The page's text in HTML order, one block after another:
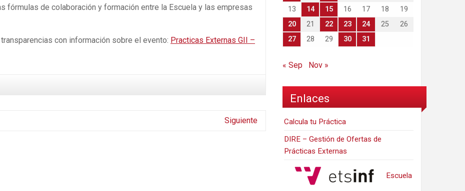
fórmulas de colaboración y formación entre la Escuela y las empresas
con información sobre el evento: Practicas Externas GII –
Siguiente
13
14 15 16 17 18
19
20
21 22 23 24 25
26
27
28 29 30 31
« Sep Nov »
Enlaces
Calcula tu Práctica
DIRE – Gestión de Ofertas de
Prácticas Externas
Escuela